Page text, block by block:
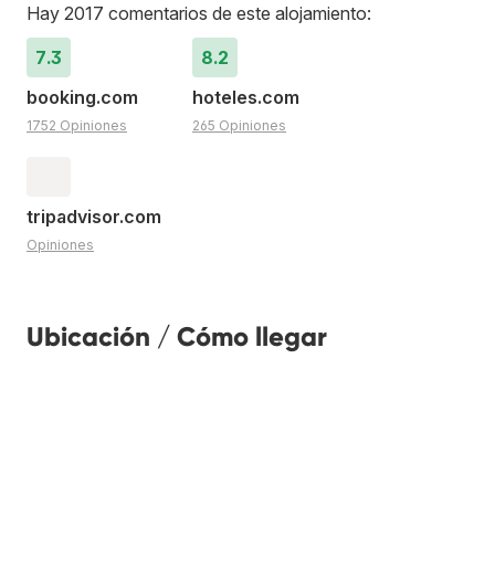
Hay 2017 comentarios de este alojamiento:
7.3
booking.com
1752 Opiniones
8.2
hoteles.com
265 Opiniones
tripadvisor.com
Opiniones
Ubicación / Cómo llegar